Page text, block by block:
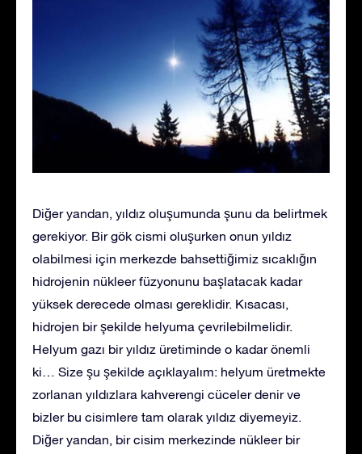
Diğer yandan, yıldız oluşumunda şunu da belirtmek
gerekiyor. Bir gök cismi oluşurken onun yıldız
olabilmesi için merkezde bahsettiğimiz sıcaklığın
hidrojenin nükleer füzyonunu başlatacak kadar
yüksek derecede olması gereklidir. Kısacası,
hidrojen bir şekilde helyuma çevrilebilmelidir.
Helyum gazı bir yıldız üretiminde o kadar önemli
ki… Size şu şekilde açıklayalım: helyum üretmekte
zorlanan yıldızlara kahverengi cüceler denir ve
bizler bu cisimlere tam olarak yıldız diyemeyiz.
Diğer yandan, bir cisim merkezinde nükleer bir